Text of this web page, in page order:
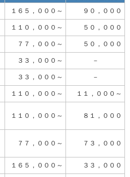
１６５，０００～ ９０，０００
１１０，０００～ ５０，０００
７７，０００～ ５０，０００
３３，０００～ －
３３，０００～ －
１１０，０００～ １１，０００～
１１０，０００～ ８１，０００
７７，０００～ ７３，０００
１６５，０００～ ３３，０００